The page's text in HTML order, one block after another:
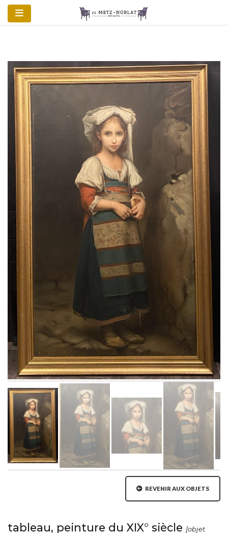
REVENIR AUX OBJETS
tableau, peinture du XIX° siècle [objet